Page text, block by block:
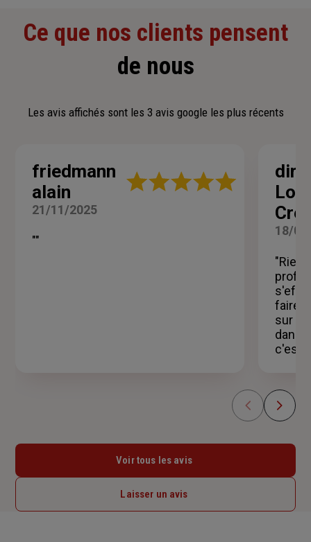
Ce que nos clients pensent
de nous
Les avis affichés sont les 3 avis google les plus récents
friedmann
alain
Note
21/11/2025
""
18/
"Rien
faire
sur
dans
c'est
Voir tous les avis
Laisser un avis